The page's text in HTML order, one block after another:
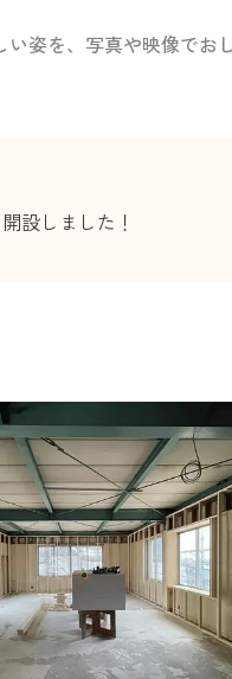
い姿を、写真や映像でお
設しました！